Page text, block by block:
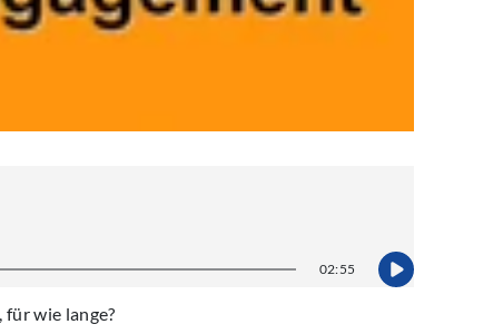
02:55
für wie lange?